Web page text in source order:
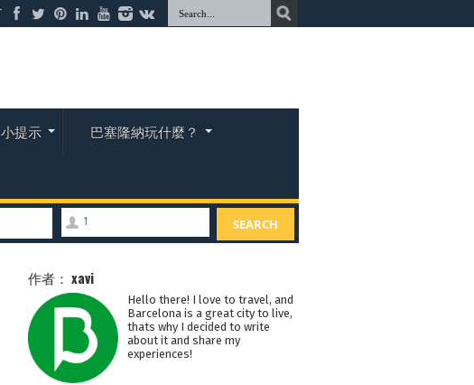
小提示 巴塞隆納玩什麼？
1 SEARCH
作者： xavi
Hello there! I love to travel, and
Barcelona is a great city to live,
thats why I decided to write
about it and share my
experiences!